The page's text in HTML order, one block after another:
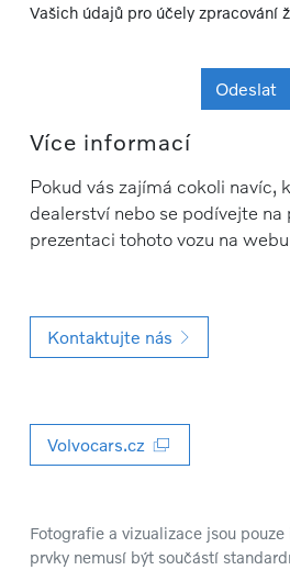
Vašich údajů pro účely zpracování
Odeslat
Více informací
Pokud vás zajímá cokoli navíc,
dealerství nebo se podívejte na
prezentaci tohoto vozu na
Kontaktujte nás
Volvocars.cz
Fotografie a vizualizace jsou
prvky nemusí být součástí